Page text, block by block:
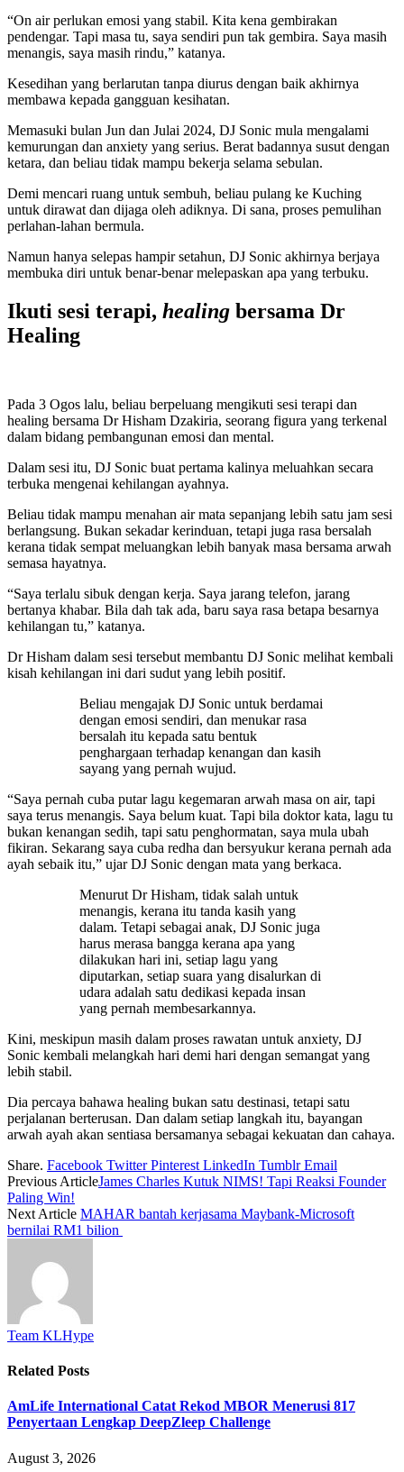
“On air perlukan emosi yang stabil. Kita kena gembirakan
pendengar. Tapi masa tu, saya sendiri pun tak gembira. Saya masih
menangis, saya masih rindu,” katanya.
Kesedihan yang berlarutan tanpa diurus dengan baik akhirnya
membawa kepada gangguan kesihatan.
Memasuki bulan Jun dan Julai 2024, DJ Sonic mula mengalami
kemurungan dan anxiety yang serius. Berat badannya susut dengan
ketara, dan beliau tidak mampu bekerja selama sebulan.
Demi mencari ruang untuk sembuh, beliau pulang ke Kuching
untuk dirawat dan dijaga oleh adiknya. Di sana, proses pemulihan
perlahan-lahan bermula.
Namun hanya selepas hampir setahun, DJ Sonic akhirnya berjaya
membuka diri untuk benar-benar melepaskan apa yang terbuku.
Ikuti sesi terapi, healing bersama Dr
Healing
Pada 3 Ogos lalu, beliau berpeluang mengikuti sesi terapi dan
healing bersama Dr Hisham Dzakiria, seorang figura yang terkenal
dalam bidang pembangunan emosi dan mental.
Dalam sesi itu, DJ Sonic buat pertama kalinya meluahkan secara
terbuka mengenai kehilangan ayahnya.
Beliau tidak mampu menahan air mata sepanjang lebih satu jam sesi
berlangsung. Bukan sekadar kerinduan, tetapi juga rasa bersalah
kerana tidak sempat meluangkan lebih banyak masa bersama arwah
semasa hayatnya.
“Saya terlalu sibuk dengan kerja. Saya jarang telefon, jarang
bertanya khabar. Bila dah tak ada, baru saya rasa betapa besarnya
kehilangan tu,” katanya.
Dr Hisham dalam sesi tersebut membantu DJ Sonic melihat kembali
kisah kehilangan ini dari sudut yang lebih positif.
Beliau mengajak DJ Sonic untuk berdamai
dengan emosi sendiri, dan menukar rasa
bersalah itu kepada satu bentuk
penghargaan terhadap kenangan dan kasih
sayang yang pernah wujud.
“Saya pernah cuba putar lagu kegemaran arwah masa on air, tapi
saya terus menangis. Saya belum kuat. Tapi bila doktor kata, lagu tu
bukan kenangan sedih, tapi satu penghormatan, saya mula ubah
fikiran. Sekarang saya cuba redha dan bersyukur kerana pernah ada
ayah sebaik itu,” ujar DJ Sonic dengan mata yang berkaca.
Menurut Dr Hisham, tidak salah untuk
menangis, kerana itu tanda kasih yang
dalam. Tetapi sebagai anak, DJ Sonic juga
harus merasa bangga kerana apa yang
dilakukan hari ini, setiap lagu yang
diputarkan, setiap suara yang disalurkan di
udara adalah satu dedikasi kepada insan
yang pernah membesarkannya.
Kini, meskipun masih dalam proses rawatan untuk anxiety, DJ
Sonic kembali melangkah hari demi hari dengan semangat yang
lebih stabil.
Dia percaya bahawa healing bukan satu destinasi, tetapi satu
perjalanan berterusan. Dan dalam setiap langkah itu, bayangan
arwah ayah akan sentiasa bersamanya sebagai kekuatan dan cahaya.
Share. Facebook Twitter Pinterest LinkedIn Tumblr Email
Previous ArticleJames Charles Kutuk NIMS! Tapi Reaksi Founder
Paling Win!
Next Article MAHAR bantah kerjasama Maybank-Microsoft
bernilai RM1 bilion
Team KLHype
Related Posts
AmLife International Catat Rekod MBOR Menerusi 817
Penyertaan Lengkap DeepZleep Challenge
August 3, 2026